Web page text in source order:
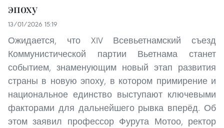
эпоху
13/01/2026 15:19
Ожидается, что XIV Всевьетнамский съезд
Коммунистической партии Вьетнама станет
событием, знаменующим новый этап развития
страны в новую эпоху, в котором примирение и
национальное единство выступают ключевыми
факторами для дальнейшего рывка вперёд. Об
этом заявил профессор Фурута Мотоо, ректор